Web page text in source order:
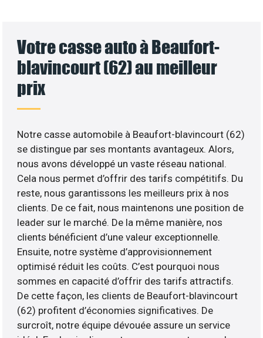
Votre casse auto à Beaufort-
blavincourt (62) au meilleur
prix
Notre casse automobile à Beaufort-blavincourt (62)
se distingue par ses montants avantageux. Alors,
nous avons développé un vaste réseau national.
Cela nous permet d’offrir des tarifs compétitifs. Du
reste, nous garantissons les meilleurs prix à nos
clients. De ce fait, nous maintenons une position de
leader sur le marché. De la même manière, nos
clients bénéficient d’une valeur exceptionnelle.
Ensuite, notre système d’approvisionnement
optimisé réduit les coûts. C’est pourquoi nous
sommes en capacité d’offrir des tarifs attractifs.
De cette façon, les clients de Beaufort-blavincourt
(62) profitent d’économies significatives. De
surcroît, notre équipe dévouée assure un service